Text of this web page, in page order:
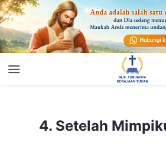
4. Setelah